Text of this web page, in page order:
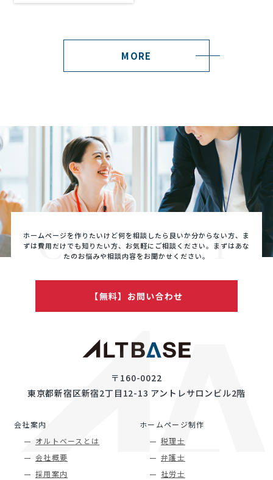
MORE
CONTACT
ホームページを作りたいけど何を相談したら良いか分からない方、ま
ずは費用だけでも知りたい方、 お気軽にご相談ください。まずはあな
たのお悩みや相談内容をお聞かせください。
【無料】お問い合わせ
〒160-0022
東京都新宿区新宿2丁目12-13 アントレサロンビル2階
会社案内
オルトベースとは
会社概要
採用案内
ホームページ制作
税理士
弁護士
社労士